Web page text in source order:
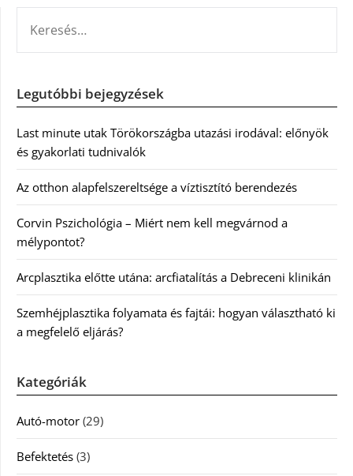
Legutóbbi bejegyzések
Last minute utak Törökországba utazási irodával: előnyök
és gyakorlati tudnivalók
Az otthon alapfelszereltsége a víztisztító berendezés
Corvin Pszichológia – Miért nem kell megvárnod a
mélypontot?
Arcplasztika előtte utána: arcfiatalítás a Debreceni klinikán
Szemhéjplasztika folyamata és fajtái: hogyan választható ki
a megfelelő eljárás?
Kategóriák
Autó-motor (29)
Befektetés (3)